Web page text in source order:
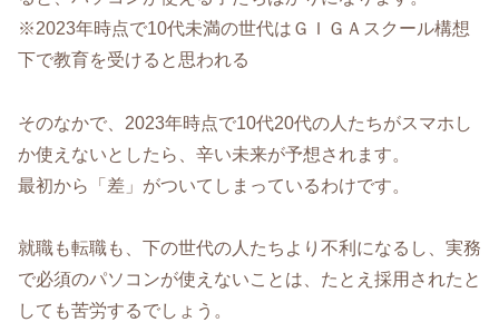
※2023年時点で10代未満の世代はＧＩＧＡスクール構想
下で教育を受けると思われる
そのなかで、2023年時点で10代20代の人たちがスマホし
か使えないとしたら、辛い未来が予想されます。
最初から「差」がついてしまっているわけです。
就職も転職も、下の世代の人たちより不利になるし、実務
で必須のパソコンが使えないことは、たとえ採用されたと
しても苦労するでしょう。